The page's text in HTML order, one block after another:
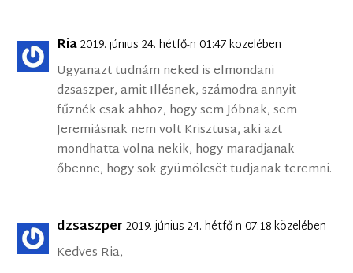
Ria2019. június 24. hétfő-n 01:47 közelében
Ugyanazt tudnám neked is elmondani
dzsaszper, amit Illésnek, számodra annyit
fűznék csak ahhoz, hogy sem Jóbnak, sem
Jeremiásnak nem volt Krisztusa, aki azt
mondhatta volna nekik, hogy maradjanak
őbenne, hogy sok gyümölcsöt tudjanak teremni.
dzsaszper 2019. június 24. hétfő-n 07:18 közelében
Kedves Ria,